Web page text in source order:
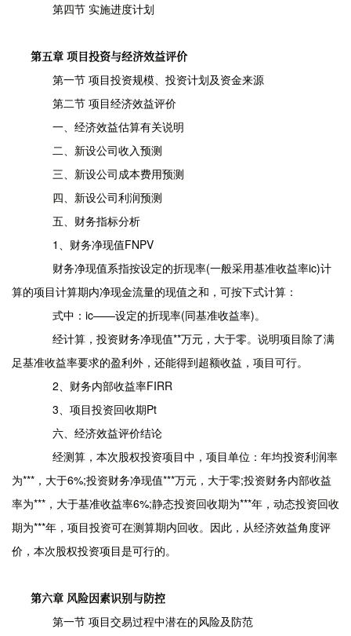
第四节 实施进度计划
第五章 项目投资与经济效益评价
第一节 项目投资规模、投资计划及资金来源
第二节 项目经济效益评价
一、经济效益估算有关说明
二、新设公司收入预测
三、新设公司成本费用预测
四、新设公司利润预测
五、财务指标分析
1、财务净现值FNPV
财务净现值系指按设定的折现率(一般采用基准收益率ic)计
算的项目计算期内净现金流量的现值之和，可按下式计算：
式中：ic——设定的折现率(同基准收益率)。
经计算，投资财务净现值**万元，大于零。说明项目除了满
足基准收益率要求的盈利外，还能得到超额收益，项目可行。
2、财务内部收益率FIRR
3、项目投资回收期Pt
六、经济效益评价结论
经测算，本次股权投资项目中，项目单位：年均投资利润率
为***，大于6%;投资财务净现值***万元，大于零;投资财务内部收益
率为***，大于基准收益率6%;静态投资回收期为***年，动态投资回收
期为***年，项目投资可在测算期内回收。因此，从经济效益角度评
价，本次股权投资项目是可行的。
第六章 风险因素识别与防控
第一节 项目交易过程中潜在的风险及防范